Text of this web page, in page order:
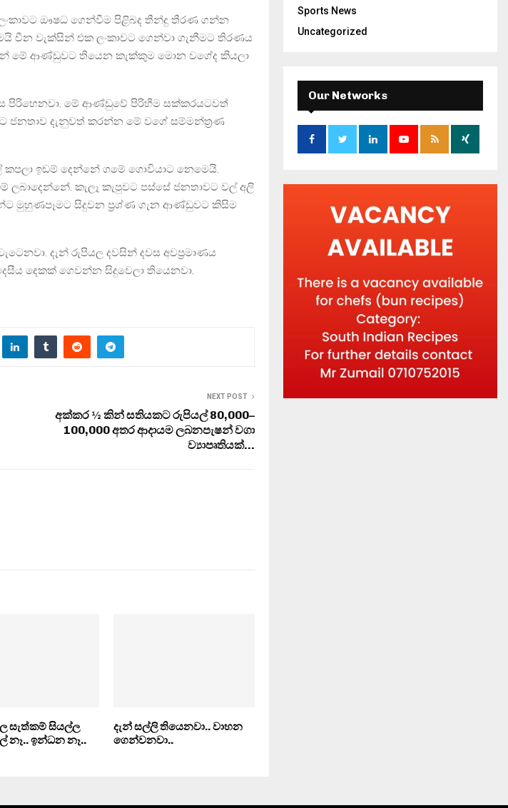
ඖෂධ ගෙන්වීම පිළිබද තීන්දු තීරණ ගන්න
චීන වැක්සින් එක ලංකාවට ගෙන්වා ගැනීමට තිරණය
මේ ආණ්ඩුවට තියෙන කැක්කුම මොන වගේද කියලා
පිරිහෙනවා. මේ ආණ්ඩුවේ පිරිහීම සක්කරයටවත්
ජනතාව දැනුවත් කරන්න මේ වගේ සම්මන්ත‍්‍රණ
ඉඩම් දෙන්නේ ගමේ ගොවියාට නෙමෙයි.
කැලෑ කැපුවට පස්සේ ජනතාවට වල් අලි
මුහුණපෑමට සිදුවන ප‍්‍රශ්ණ ගැන ආණ්ඩුවට කිසිම
දැන් රුපියල දවසින් දවස අවප‍්‍රමාණය
දෙකක් ගෙවන්න සිදුවෙලා තියෙනවා.
NEXT POST
අක්කර ½ කින් සතියකට රුපියල් 80,000–
100,000 අතර ආදායම ලබනපැෂන් වගා
ව්‍යාපෘතියක්…
සැත්කම් සියල්ල
නෑ.. ඉන්ධන නෑ..
දැන් සල්ලි තියෙනවා.. වාහන
ගෙන්වනවා..
Sports News
Uncategorized
Our Networks